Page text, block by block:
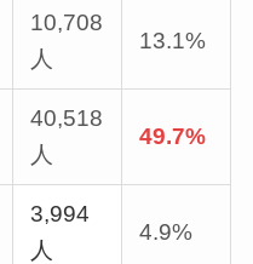
10,708
人
13.1%
40,518
人
49.7%
3,994
人
4.9%